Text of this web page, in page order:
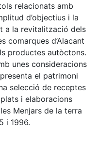
relacionats amb
d’objectius i la
a la revitalització dels
comarques d’Alacant
productes autòctons.
unes consideracions
el patrimoni
selecció de receptes
i elaboracions
Menjars de la terra
i 1996.